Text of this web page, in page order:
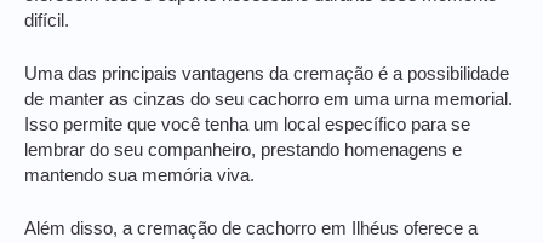
difícil.
Uma das principais vantagens da cremação é a possibilidade
de manter as cinzas do seu cachorro em uma urna memorial.
Isso permite que você tenha um local específico para se
lembrar do seu companheiro, prestando homenagens e
mantendo sua memória viva.
Além disso, a cremação de cachorro em Ilhéus oferece a